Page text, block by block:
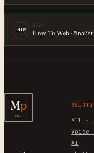
HTW
2024
How To Web · finalist
Mp
SRL
All ·
Voice
AI